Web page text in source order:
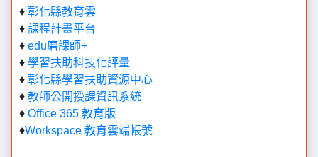
♦ 彰化縣教育雲
♦ 課程計畫平台
♦ edu磨課師+
♦ 學習扶助科技化評量
♦ 彰化縣學習扶助資源中心
♦ 教師公開授課資訊系統
♦ Office 365 教育版
♦Workspace 教育雲端帳號